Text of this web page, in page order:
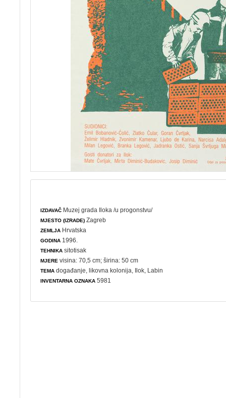
IZDAVAČ Muzej grada Iloka /u progonstvu/
MJESTO (IZRADE) Zagreb
ZEMLJA Hrvatska
GODINA 1996.
TEHNIKA sitotisak
MJERE visina: 70,5 cm; širina: 50 cm
TEMA događanje ,likovna kolonija , Ilok, Labin
INVENTARNA OZNAKA 5981